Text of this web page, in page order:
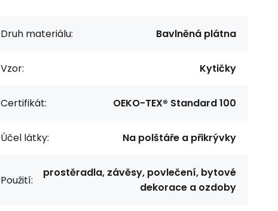
Druh materiálu: Bavlněná plátna
Vzor: Kytičky
Certifikát: OEKO-TEX® Standard 100
Účel látky: Na polštáře a přikrývky
Použití:
prostěradla, závěsy, povlečení, bytové
dekorace a ozdoby